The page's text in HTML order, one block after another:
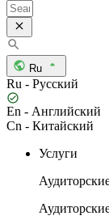
Ru
Ru - Русский
En - Английский
Cn - Китайский
Услуги